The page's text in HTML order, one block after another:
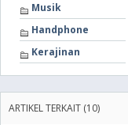
Musik
Handphone
Kerajinan
ARTIKEL TERKAIT (10)